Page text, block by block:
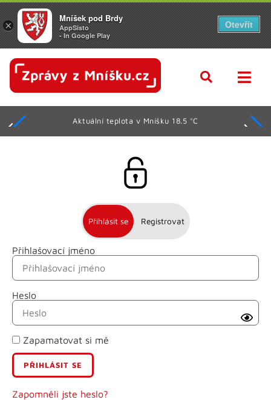
Aktuální teplota v Mníšku 18.5 °C
Přihlásit se Registrovat
Přihlašovací jméno
Heslo
Zapamatovat si mě
Zapomněli jste heslo?
Jméno
Příjmení
E-mail
Uživatelské jméno
×
Mníšek pod Brdy
AppSisto
- In Google Play
Otevřít